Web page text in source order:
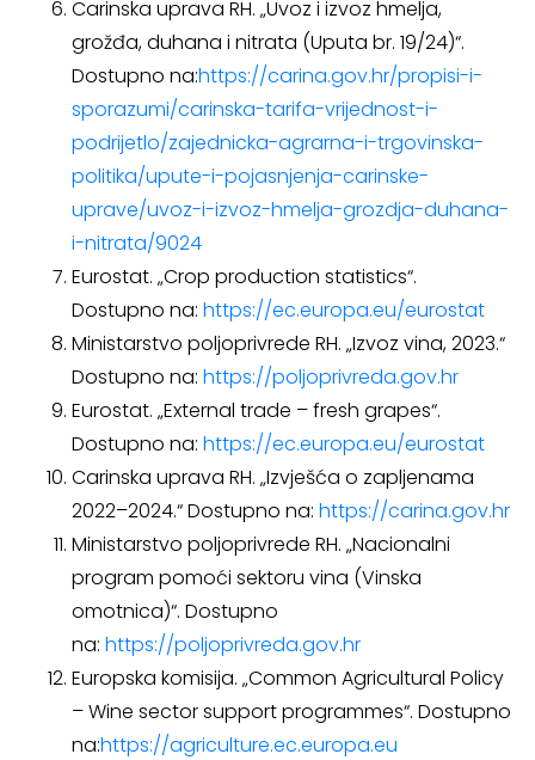
Carinska uprava RH. „Uvoz i izvoz hmelja,
grožđa, duhana i nitrata (Uputa br. 19/24)“.
Dostupno na:https://carina.gov.hr/propisi-i-
sporazumi/carinska-tarifa-vrijednost-i-
podrijetlo/zajednicka-agrarna-i-trgovinska-
politika/upute-i-pojasnjenja-carinske-
uprave/uvoz-i-izvoz-hmelja-grozdja-duhana-
i-nitrata/9024
Eurostat. „Crop production statistics“.
Dostupno na: https://ec.europa.eu/eurostat
Ministarstvo poljoprivrede RH. „Izvoz vina, 2023.“
Dostupno na: https://poljoprivreda.gov.hr
Eurostat. „External trade – fresh grapes“.
Dostupno na: https://ec.europa.eu/eurostat
Carinska uprava RH. „Izvješća o zapljenama
2022–2024.“ Dostupno na: https://carina.gov.hr
Ministarstvo poljoprivrede RH. „Nacionalni
program pomoći sektoru vina (Vinska
omotnica)“. Dostupno
na: https://poljoprivreda.gov.hr
Europska komisija. „Common Agricultural Policy
– Wine sector support programmes“. Dostupno
na:https://agriculture.ec.europa.eu